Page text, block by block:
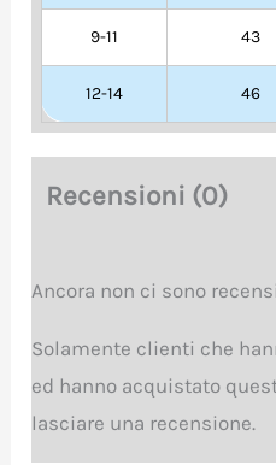
9-11 43
12-14 46
Recensioni (0)
Ancora non ci sono
Solamente clienti che
ed hanno acquistato
lasciare una recensione.